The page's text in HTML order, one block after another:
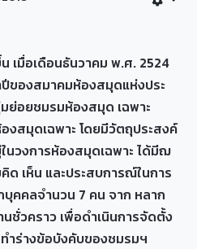
เมื่อเดือนธันวาคม พ.ศ. 2524
ของสมาคมห้องสมุดแห่งประ
ย่อยชมรมห้องสมุด เฉพาะ
สมุดเฉพาะ โดยมีวัตถุประสงค์
นวงการห้องสมุดเฉพาะ ได้มีฌ
เห็น และประสบการณ์ในการ
บุคคลจำนวน 7 คน จาก หลาก
ชั่วคราว เพื่อดำเนินการจัดตั้ง
ำร่างข้อบังคับของชมรมฯ